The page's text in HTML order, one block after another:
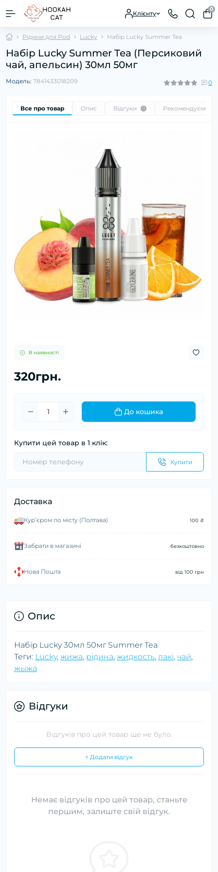
Клієнту
0
Рідини для Pod Lucky Набір Lucky Summer Tea
Набір Lucky Summer Tea (Персиковий
чай, апельсин) 30мл 50мг
Модель: 7841433018209 0
Все про товар Опис Відгуки 0 Рекомендуємо
В наявності
320грн.
До кошика
Купити цей товар в 1 клік:
Купити
Доставка
Курʼєром по місту (Полтава) 100 ₴
Забрати в магазині безкоштовно
Нова Пошта від 100 грн
Опис
Набір Lucky 30мл 50мг Summer Tea
Теги: Lucky, жижа, рідина, жидкость, лакі, чай,
жыжа
Відгуки
Відгуків про цей товар ще не було.
+ Додати відгук
Немає відгуків про цей товар, станьте
першим, залиште свій відгук.